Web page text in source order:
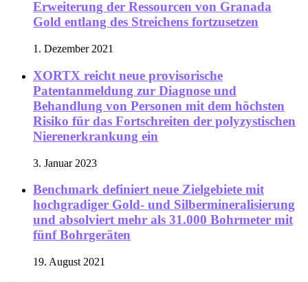
Erweiterung der Ressourcen von Granada
Gold entlang des Streichens fortzusetzen
1. Dezember 2021
XORTX reicht neue provisorische
Patentanmeldung zur Diagnose und
Behandlung von Personen mit dem höchsten
Risiko für das Fortschreiten der polyzystischen
Nierenerkrankung ein
3. Januar 2023
Benchmark definiert neue Zielgebiete mit
hochgradiger Gold- und Silbermineralisierung
und absolviert mehr als 31.000 Bohrmeter mit
fünf Bohrgeräten
19. August 2021